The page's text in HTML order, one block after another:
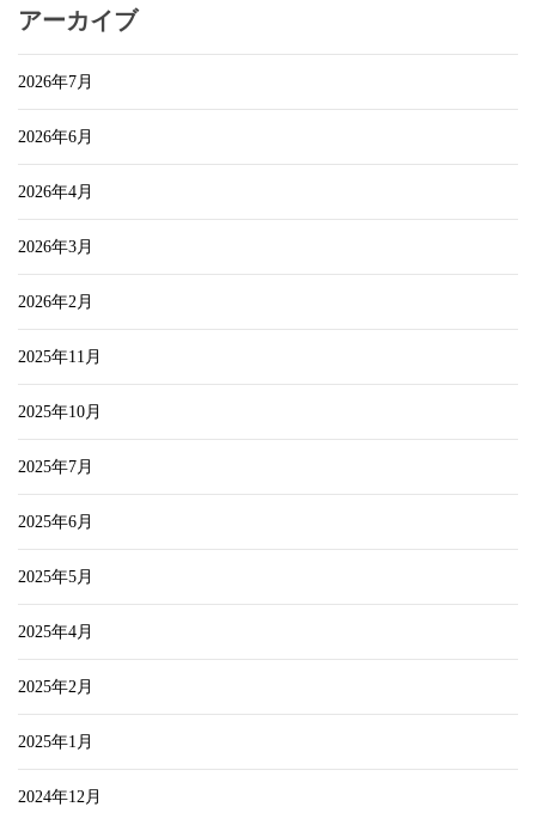
アーカイブ
2026年7月
2026年6月
2026年4月
2026年3月
2026年2月
2025年11月
2025年10月
2025年7月
2025年6月
2025年5月
2025年4月
2025年2月
2025年1月
2024年12月